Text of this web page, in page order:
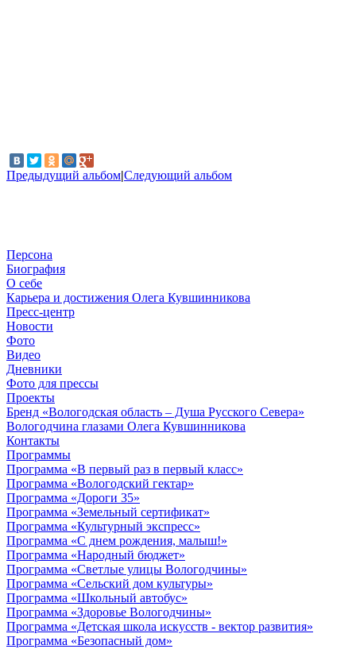
Предыдущий альбом|Следующий альбом
Персона
Биография
О себе
Карьера и достижения Олега Кувшинникова
Пресс-центр
Новости
Фото
Видео
Дневники
Фото для прессы
Проекты
Бренд «Вологодская область – Душа Русского Севера»
Вологодчина глазами Олега Кувшинникова
Контакты
Программы
Программа «В первый раз в первый класс»
Программа «Вологодский гектар»
Программа «Дороги 35»
Программа «Земельный сертификат»
Программа «Культурный экспресс»
Программа «С днем рождения, малыш!»
Программа «Народный бюджет»
Программа «Светлые улицы Вологодчины»
Программа «Сельский дом культуры»
Программа «Школьный автобус»
Программа «Здоровье Вологодчины»
Программа «Детская школа искусств - вектор развития»
Программа «Безопасный дом»